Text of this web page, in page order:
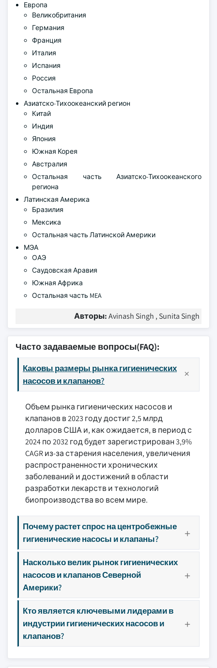
Европа
Великобритания
Германия
Франция
Италия
Испания
Россия
Остальная Европа
Азиатско-Тихоокеанский регион
Китай
Индия
Япония
Южная Корея
Австралия
Остальная часть Азиатско-Тихоокеанского
региона
Латинская Америка
Бразилия
Мексика
Остальная часть Латинской Америки
МЭА
ОАЭ
Саудовская Аравия
Южная Африка
Остальная часть MEA
Авторы:Avinash Singh , Sunita Singh
Часто задаваемые вопросы(FAQ):
Каковы размеры рынка гигиенических
насосов и клапанов?
Объем рынка гигиенических насосов и
клапанов в 2023 году достиг 2,5 млрд
долларов США и, как ожидается, в период с
2024 по 2032 год будет зарегистрирован 3,9%
CAGR из-за старения населения, увеличения
распространенности хронических
заболеваний и достижений в области
разработки лекарств и технологий
биопроизводства во всем мире.
Почему растет спрос на центробежные
гигиенические насосы и клапаны?
Насколько велик рынок гигиенических
насосов и клапанов Северной
Америки?
Кто является ключевыми лидерами в
индустрии гигиенических насосов и
клапанов?